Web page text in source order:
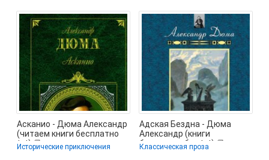
Асканио - Дюма Александр
(читаем книги бесплатно
txt) 📗
Исторические приключения
Адская Бездна - Дюма
Александр (книги
бесплатно без txt) 📗
Классическая проза